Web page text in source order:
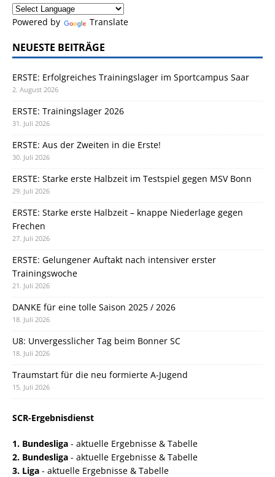
Powered by Translate
NEUESTE BEITRÄGE
ERSTE: Erfolgreiches Trainingslager im Sportcampus Saar
2. August 2026
ERSTE: Trainingslager 2026
31. Juli 2026
ERSTE: Aus der Zweiten in die Erste!
30. Juli 2026
ERSTE: Starke erste Halbzeit im Testspiel gegen MSV Bonn
29. Juli 2026
ERSTE: Starke erste Halbzeit – knappe Niederlage gegen
Frechen
27. Juli 2026
ERSTE: Gelungener Auftakt nach intensiver erster
Trainingswoche
21. Juli 2026
DANKE für eine tolle Saison 2025 / 2026
18. Juli 2026
U8: Unvergesslicher Tag beim Bonner SC
18. Juli 2026
Traumstart für die neu formierte A-Jugend
15. Juli 2026
SCR-Ergebnisdienst
1. Bundesliga - aktuelle Ergebnisse & Tabelle
2. Bundesliga - aktuelle Ergebnisse & Tabelle
3. Liga - aktuelle Ergebnisse & Tabelle